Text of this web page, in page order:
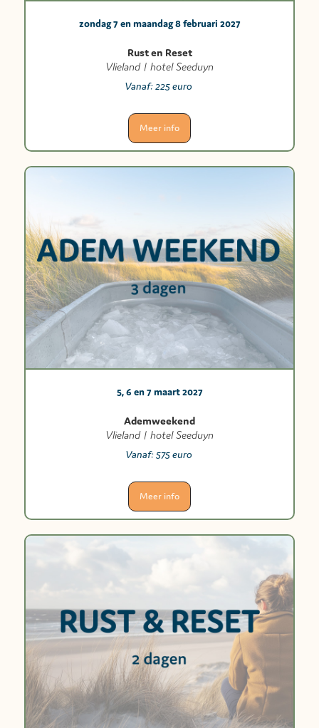
zondag 7 en maandag 8 februari 2027
Rust en Reset
Vlieland | hotel Seeduyn
Vanaf:225 euro
Meer info
5, 6 en 7 maart 2027
Ademweekend
Vlieland | hotel Seeduyn
Vanaf: 575 euro
Meer info